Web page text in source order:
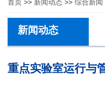
首页 >> 新闻动态 >> 综合新闻
新闻动态
重点实验室运行与